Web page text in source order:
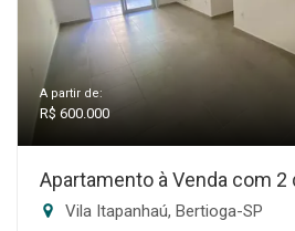
A partir de:
R$ 600.000
Apartamento à Venda com 2
Vila Itapanhaú, Bertioga-SP